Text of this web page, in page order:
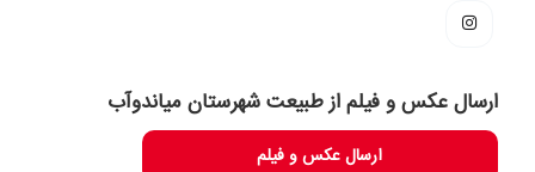
ارسال عکس و فیلم از طبیعت شهرستان میاندوآب
ارسال عکس و فیلم